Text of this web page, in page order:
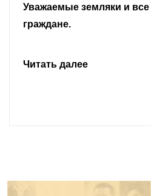
Уважаемые земляки и
граждане.
Читать далее